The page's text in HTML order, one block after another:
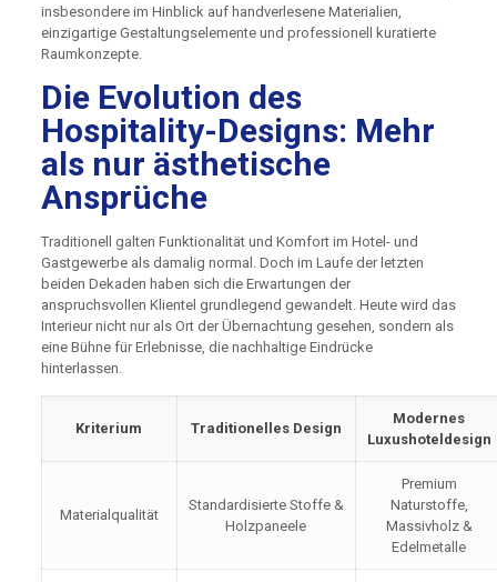
insbesondere im Hinblick auf handverlesene Materialien,
einzigartige Gestaltungselemente und professionell kuratierte
Raumkonzepte.
Die Evolution des
Hospitality-Designs: Mehr
als nur ästhetische
Ansprüche
Traditionell galten Funktionalität und Komfort im Hotel- und
Gastgewerbe als damalig normal. Doch im Laufe der letzten
beiden Dekaden haben sich die Erwartungen der
anspruchsvollen Klientel grundlegend gewandelt. Heute wird das
Interieur nicht nur als Ort der Übernachtung gesehen, sondern als
eine Bühne für Erlebnisse, die nachhaltige Eindrücke
hinterlassen.
Kriterium Traditionelles Design
Modernes
Luxushoteldesign
Materialqualität
Standardisierte Stoffe &
Holzpaneele
Premium
Naturstoffe,
Massivholz &
Edelmetalle